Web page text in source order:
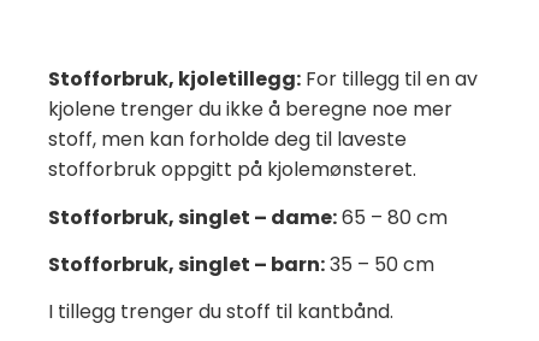
Stofforbruk, kjoletillegg: For tillegg til en av
kjolene trenger du ikke å beregne noe mer
stoff, men kan forholde deg til laveste
stofforbruk oppgitt på kjolemønsteret.
Stofforbruk, singlet – dame:65 – 80 cm
Stofforbruk, singlet – barn:35 – 50 cm
I tillegg trenger du stoff til kantbånd.